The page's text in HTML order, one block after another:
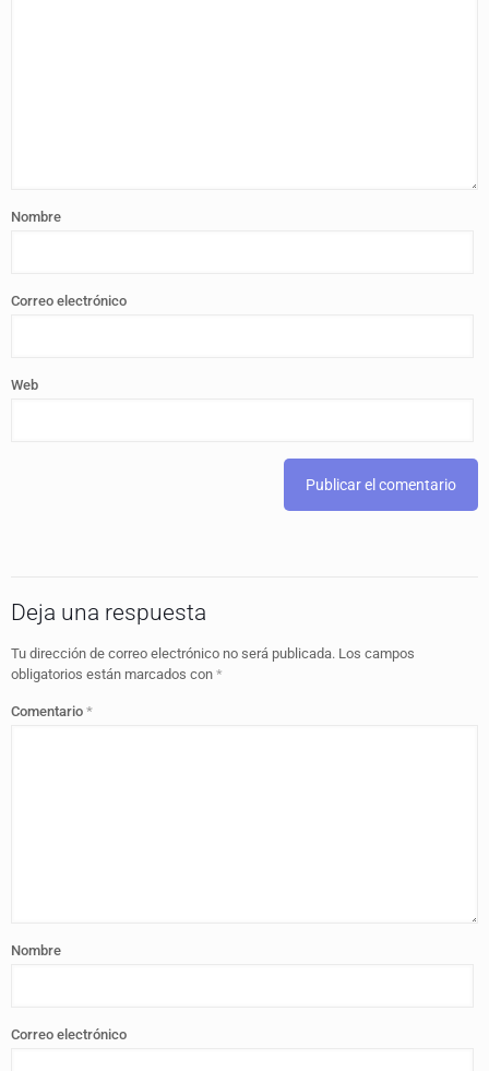
Nombre
Correo electrónico
Web
Deja una respuesta
Tu dirección de correo electrónico no será publicada. Los campos
obligatorios están marcados con *
Comentario *
Nombre
Correo electrónico